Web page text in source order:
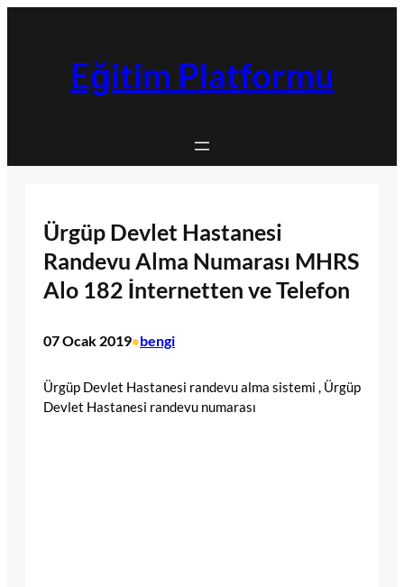
Eğitim Platformu
Ürgüp Devlet Hastanesi
Randevu Alma Numarası MHRS
Alo 182 İnternetten ve Telefon
07 Ocak 2019•bengi
Ürgüp Devlet Hastanesi randevu alma sistemi , Ürgüp
Devlet Hastanesi randevu numarası